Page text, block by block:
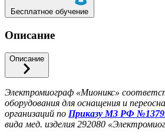
Бесплатное обучение
Описание
Описание
Электромиограф «Мионикс»
оборудования для оснащения и
организаций по Приказу МЗ РФ
вида мед. изделия 292080